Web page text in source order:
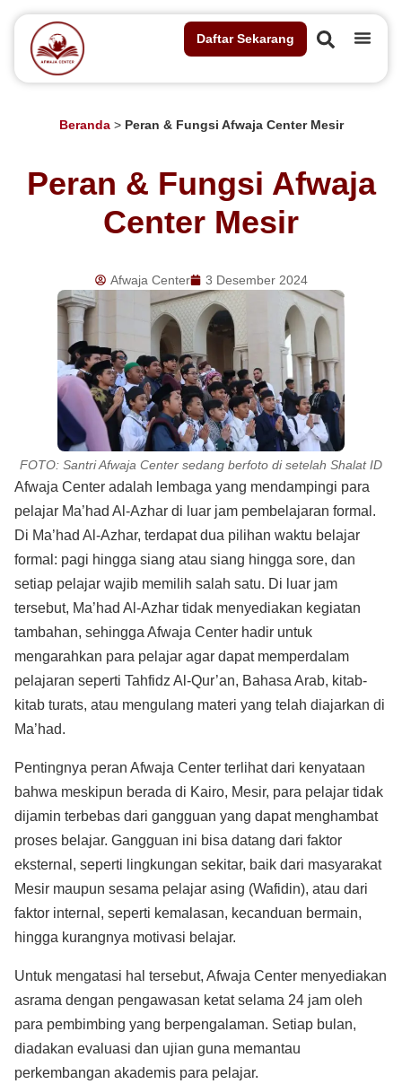
Daftar Sekarang
Beranda> Peran & Fungsi Afwaja Center Mesir
Peran & Fungsi Afwaja
Center Mesir
Afwaja Center 3 Desember 2024
FOTO: Santri Afwaja Center sedang berfoto di setelah Shalat ID
Afwaja Center adalah lembaga yang mendampingi para
pelajar Ma’had Al-Azhar di luar jam pembelajaran formal.
Di Ma’had Al-Azhar, terdapat dua pilihan waktu belajar
formal: pagi hingga siang atau siang hingga sore, dan
setiap pelajar wajib memilih salah satu. Di luar jam
tersebut, Ma’had Al-Azhar tidak menyediakan kegiatan
tambahan, sehingga Afwaja Center hadir untuk
mengarahkan para pelajar agar dapat memperdalam
pelajaran seperti Tahfidz Al-Qur’an, Bahasa Arab, kitab-
kitab turats, atau mengulang materi yang telah diajarkan di
Ma’had.
Pentingnya peran Afwaja Center terlihat dari kenyataan
bahwa meskipun berada di Kairo, Mesir, para pelajar tidak
dijamin terbebas dari gangguan yang dapat menghambat
proses belajar. Gangguan ini bisa datang dari faktor
eksternal, seperti lingkungan sekitar, baik dari masyarakat
Mesir maupun sesama pelajar asing (Wafidin), atau dari
faktor internal, seperti kemalasan, kecanduan bermain,
hingga kurangnya motivasi belajar.
Untuk mengatasi hal tersebut, Afwaja Center menyediakan
asrama dengan pengawasan ketat selama 24 jam oleh
para pembimbing yang berpengalaman. Setiap bulan,
diadakan evaluasi dan ujian guna memantau
perkembangan akademis para pelajar.